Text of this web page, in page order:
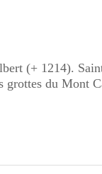
(+ 1214).
grottes du Mont